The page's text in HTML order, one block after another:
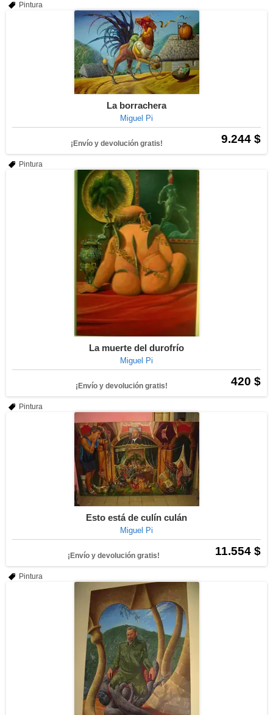
Pintura
La borrachera
Miguel Pi
9.244 $
¡Envío y devolución gratis!
Pintura
La muerte del durofrío
Miguel Pi
420 $
¡Envío y devolución gratis!
Pintura
Esto está de culín culán
Miguel Pi
11.554 $
¡Envío y devolución gratis!
Pintura